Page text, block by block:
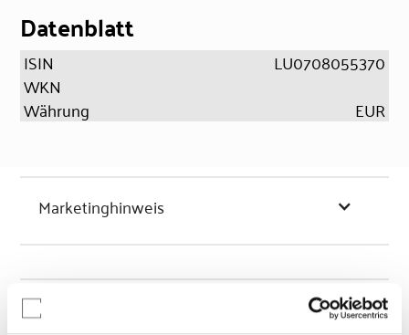
Datenblatt
ISIN
LU0708055370
WKN
Währung
EUR
Marketinghinweis
Chancen & Risiken